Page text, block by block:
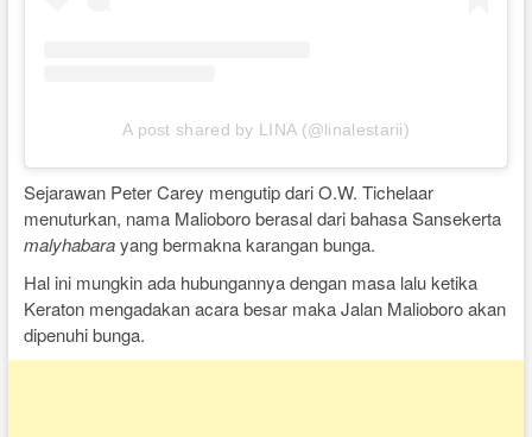
A post shared by LINA (@linalestarii)
Sejarawan Peter Carey mengutip dari O.W. Tichelaar
menuturkan, nama Malioboro berasal dari bahasa Sansekerta
malyhabarayang bermakna karangan bunga.
Hal ini mungkin ada hubungannya dengan masa lalu ketika
Keraton mengadakan acara besar maka Jalan Malioboro akan
dipenuhi bunga.